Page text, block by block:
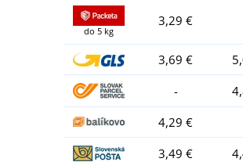
do 5 kg
3,29 €
3,69 €
-
4,29 €
3,49 €